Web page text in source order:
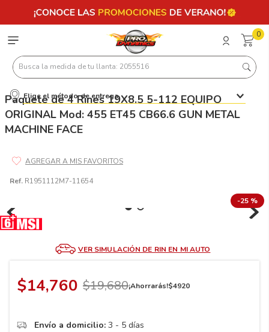
0
Busca la medida de tu llanta: 2055516
Elige el método de entrega
Paquete de 4 Rines 19X8.5 5-112 EQUIPO
ORIGINAL Mod: 455 ET45 CB66.6 GUN METAL
MACHINE FACE
Ref. R1951112M7-11654
-25 %
VER SIMULACIÓN DE RIN EN MI AUTO
$14,760 $19,680¡Ahorrarás!$4920
Envío a domicilio: 3 - 5 días
Términos más buscados
5 185
7. 245
9.195